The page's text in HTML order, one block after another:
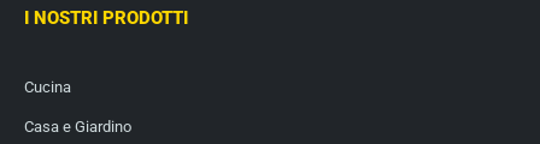
I NOSTRI PRODOTTI
Cucina
Casa e Giardino